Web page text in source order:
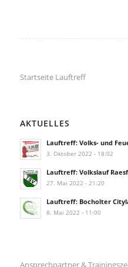
Startseite Lauftreff
AKTUELLES
Lauftreff: Volks- und
3. Oktober 2022 - 18:02
Lauftreff: Volkslauf
27. Mai 2022 - 21:20
Lauftreff: Bocholter
8. Mai 2022 - 11:00
Ansprechpartner &